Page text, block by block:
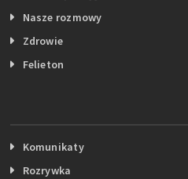
Nasze rozmowy
Zdrowie
Felieton
Komunikaty
Rozrywka